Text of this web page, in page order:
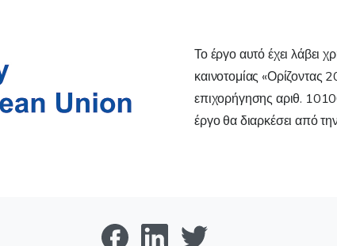
Το έργο αυτό έχει λάβει
καινοτομίας
επιχορήγησης αριθ.
έργο θα διαρκέσει από